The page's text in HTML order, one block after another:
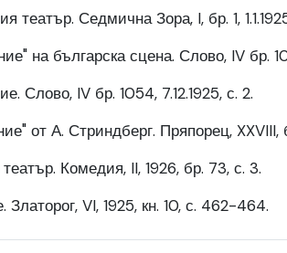
театър. Седмична Зора, I, бр. 1,
на българска сцена. Слово, IV бр.
Слово, IV бр. 1054, 7.12.1925, с. 2.
от А. Стриндберг. Пряпорец, XXVIII,
Комедия, II, 1926, бр. 73, с. 3.
VI, 1925, кн. 10, с. 462-464.